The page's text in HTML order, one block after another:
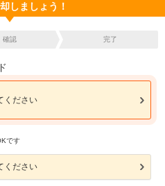
しましょう！
確認 完了
ください
です
ください